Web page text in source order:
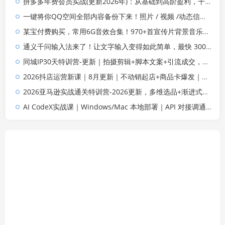
一键将你QQ空间全部内容备份下来！照片 / 视频 /动态信息全存本地，Github最新开源项目 QzoneArchive
某宝付费购买，常用6G音效合集！970+首宣传片背景音乐，无版权可商用大气素材，分类清晰，高质量内容
通义千问输入法来了！让文字输入变得如此简单，最快 300 字/分，AI 自动润色，说话秒变工整文字
同城IP30天特训营-更新｜拍摄剪辑+脚本文案+引流成交，打爆本地流量提升门店业绩实操教学
2026抖店运营新课｜8月更新｜不动销起店+商品卡爆发｜达人玩法+店群批量复制｜轻松玩转抖音小店全域流量
2026亚马逊实战通关特训营-2026更新，多维选品+渐进式打法+AI应用，从0到1打造盈利店铺
AI CodeX实战课｜Windows/Mac 本地部署｜API 对接调通｜Skill 自制｜漫剧剪辑｜网站 VR 项目｜AI项目落地全教程